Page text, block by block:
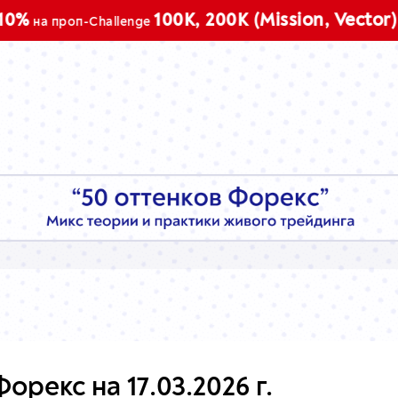
100K, 200K (Mission, Vector) Промокод:
на 17.03.2026 г.